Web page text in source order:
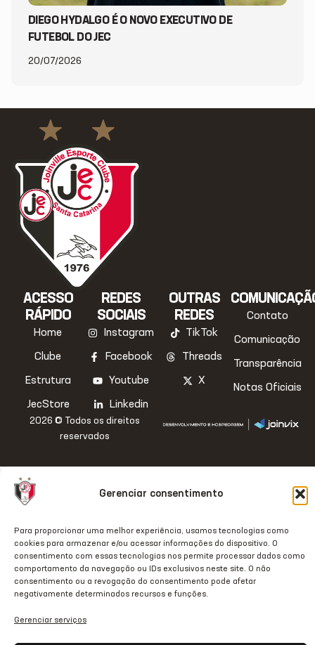
Gerenciar consentimento
Para proporcionar uma melhor experiência, usamos tecnologias como
cookies para armazenar e/ou acessar informações do dispositivo. O
consentimento com essas tecnologias nos permite processar dados como
comportamento da navegação ou IDs exclusivos neste site. O não
consentimento ou a revogação do consentimento pode afetar
negativamente determinados recursos e funções.
Gerenciar serviços
DIEGO HYDALGO É O NOVO EXECUTIVO DE
FUTEBOL DO JEC
20/07/2026
ACESSO
RÁPIDO
Home
Clube
Estrutura
JecStore
REDES
SOCIAIS
Instagram
Facebook
Youtube
Linkedin
OUTRAS
REDES
TikTok
Threads
X
Contato
Comunicação
Transparência
Notas Oficiais
2026 © Todos os direitos
reservados